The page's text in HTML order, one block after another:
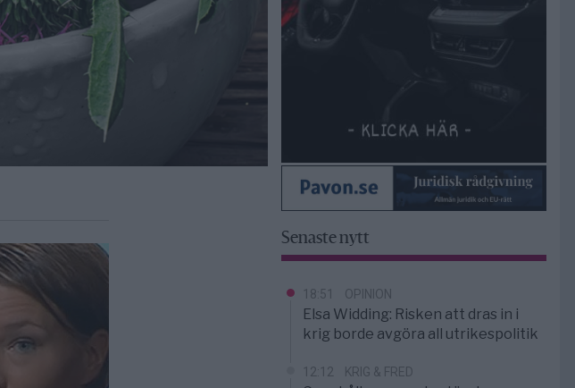
Senaste nytt
18:51 OPINION
Elsa Widding: Risken att dras in i
krig borde avgöra all utrikespolitik
12:12 KRIG & FRED